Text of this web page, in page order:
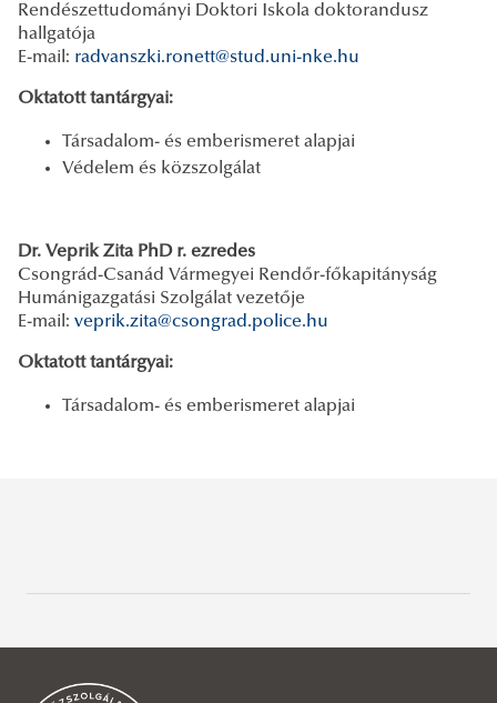
Rólunk
Oktatóink
Büntető-eljárásjogi Tanszék
Rólunk
Büntetőjogi Tanszék
Rendészettudományi Doktori Iskola doktorandusz
hallgatója
E-mail: radvanszki.ronett@stud.uni-nke.hu
Oktatott tantárgyai:
Társadalom- és emberismeret alapjai
Védelem és közszolgálat
Dr. Veprik Zita PhD r. ezredes
Csongrád-Csanád Vármegyei Rendőr-főkapitányság
Humánigazgatási Szolgálat vezetője
E-mail: veprik.zita@csongrad.police.hu
Oktatott tantárgyai:
Társadalom- és emberismeret alapjai